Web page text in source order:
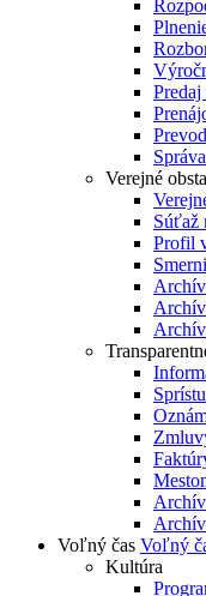
Predaj
Verejné
Súťaž
Profil
Voľný čas Voľný
Kultúra